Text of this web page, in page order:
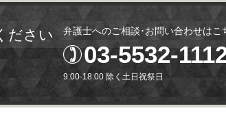
ださい 弁護士へのご相談･お問い合わせはこ
03-5532-
9:00-18:00 除く土日祝祭日